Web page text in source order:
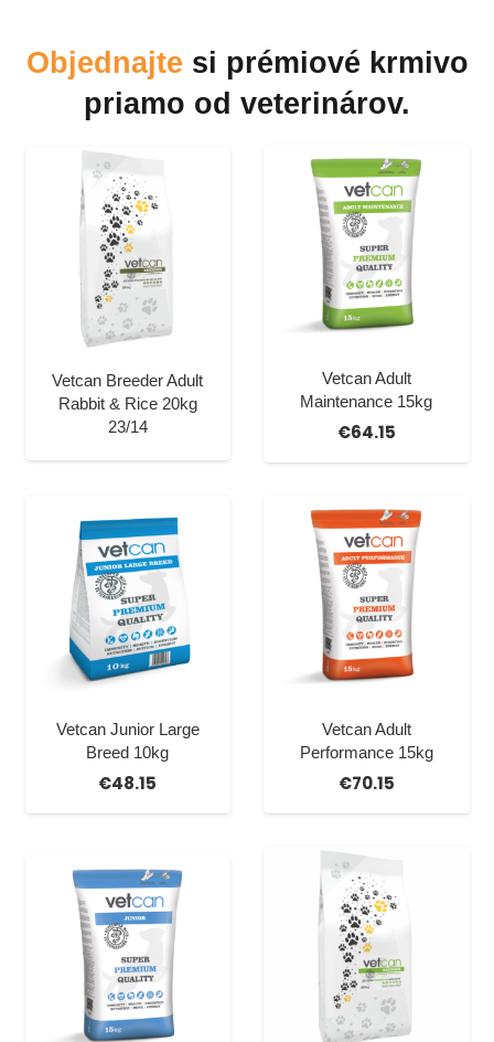
Objednajte si prémiové krmivo
priamo od veterinárov.
Vetcan Breeder Adult
Rabbit & Rice 20kg
23/14
Vetcan Adult
Maintenance 15kg
€64.15
Vetcan Junior Large
Breed 10kg
€48.15
Vetcan Adult
Performance 15kg
€70.15